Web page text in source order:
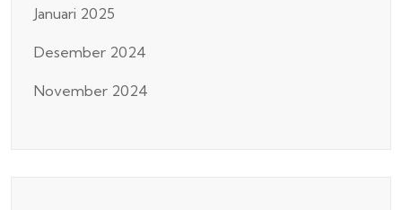
Januari 2025
Desember 2024
November 2024